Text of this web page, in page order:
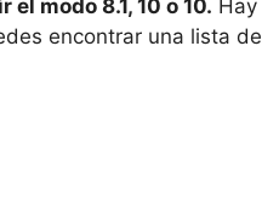
modo 8.1, 10 o 10. Hay
encontrar una lista de